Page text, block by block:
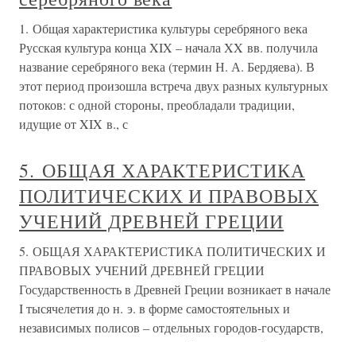
1. Общая характеристика культуры серебряного века
Русская культура конца XIX – начала XX вв. получила
название серебряного века (термин Н. А. Бердяева). В
этот период произошла встреча двух разных культурных
потоков: с одной стороны, преобладали традиции,
идущие от XIX в., с
5. ОБЩАЯ ХАРАКТЕРИСТИКА
ПОЛИТИЧЕСКИХ И ПРАВОВЫХ
УЧЕНИЙ ДРЕВНЕЙ ГРЕЦИИ
5. ОБЩАЯ ХАРАКТЕРИСТИКА ПОЛИТИЧЕСКИХ И
ПРАВОВЫХ УЧЕНИЙ ДРЕВНЕЙ ГРЕЦИИ
Государственность в Древней Греции возникает в начале
I тысячелетия до н. э. в форме самостоятельных и
независимых полисов – отдельных городов-государств,